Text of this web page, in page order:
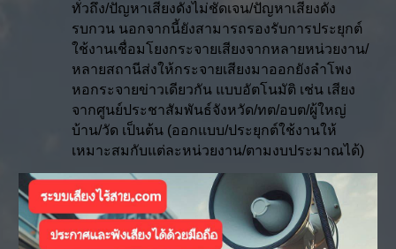
ทั่วถึง/ปัญหาเสียงดังไม่ชัดเจน/ปัญหาเสียงดัง
รบกวน นอกจากนี้ยังสามารถรองรับการประยุกต์
ใช้งานเชื่อมโยงกระจายเสียงจากหลายหน่วยงาน/
หลายสถานีส่งให้กระจายเสียงมาออกยังลำโพง
หอกระจายข่าวเดียวกัน แบบอัตโนมัติ เช่น เสียง
จากศูนย์ประชาสัมพันธ์จังหวัด/ทต/อบต/ผู้ใหญ่
บ้าน/วัด เป็นต้น (ออกแบบ/ประยุกต์ใช้งานให้
เหมาะสมกับแต่ละหน่วยงาน/ตามงบประมาณได้)